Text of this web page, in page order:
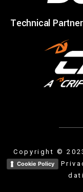
Technical Partner
Copyright ©
Cookie Policy
dati